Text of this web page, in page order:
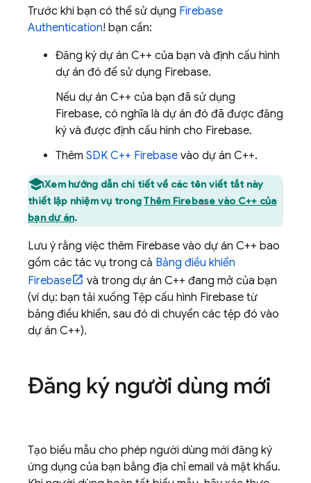
Trước khi bạn có thể sử dụng Firebase
Authentication! bạn cần:
Đăng ký dự án C++ của bạn và định cấu hình
dự án đó để sử dụng Firebase.
Nếu dự án C++ của bạn đã sử dụng
Firebase, có nghĩa là dự án đó đã được đăng
ký và được định cấu hình cho Firebase.
Thêm SDK C++ Firebase vào dự án C++.
Xem hướng dẫn chi tiết về các tên viết tắt này
thiết lập nhiệm vụ trongThêm Firebase vào C++ của
bạn dự án.
Lưu ý rằng việc thêm Firebase vào dự án C++ bao
gồm các tác vụ trong cả Bảng điều khiển
Firebase
và trong dự án C++ đang mở của bạn
(ví dụ: bạn tải xuống Tệp cấu hình Firebase từ
bảng điều khiển, sau đó di chuyển các tệp đó vào
dự án C++).
Đăng ký người dùng mới
Tạo biểu mẫu cho phép người dùng mới đăng ký
ứng dụng của bạn bằng địa chỉ email và mật khẩu.